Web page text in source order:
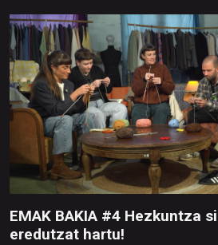
EMAK BAKIA #4 Hezkuntza
eredutzat hartu!